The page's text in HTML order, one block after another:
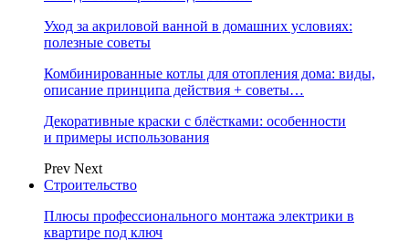
Уход за акриловой ванной в домашних условиях:
полезные советы
Комбинированные котлы для отопления дома: виды,
описание принципа действия + советы…
Декоративные краски с блёстками: особенности
и примеры использования
Prev Next
Строительство
Плюсы профессионального монтажа электрики в
квартире под ключ